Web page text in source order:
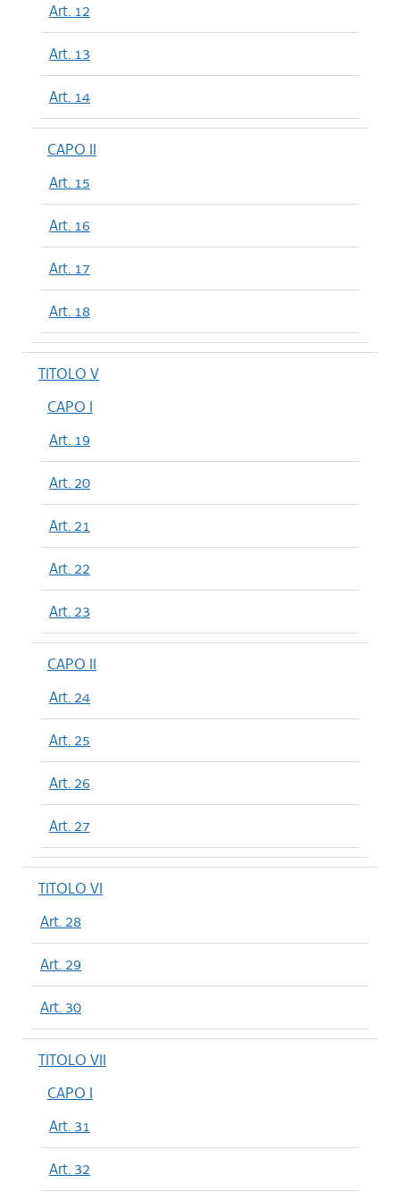
Art. 12
Art. 13
Art. 14
CAPO II
Art. 15
Art. 16
Art. 17
Art. 18
TITOLO V
CAPO I
Art. 19
Art. 20
Art. 21
Art. 22
Art. 23
CAPO II
Art. 24
Art. 25
Art. 26
Art. 27
TITOLO VI
Art. 28
Art. 29
Art. 30
TITOLO VII
CAPO I
Art. 31
Art. 32